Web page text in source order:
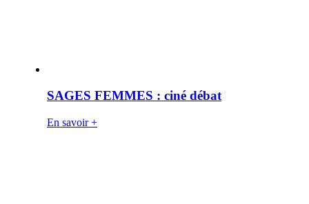
SAGES FEMMES : ciné débat
En savoir +